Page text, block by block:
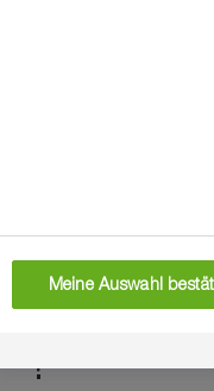
?
Meine Auswahl